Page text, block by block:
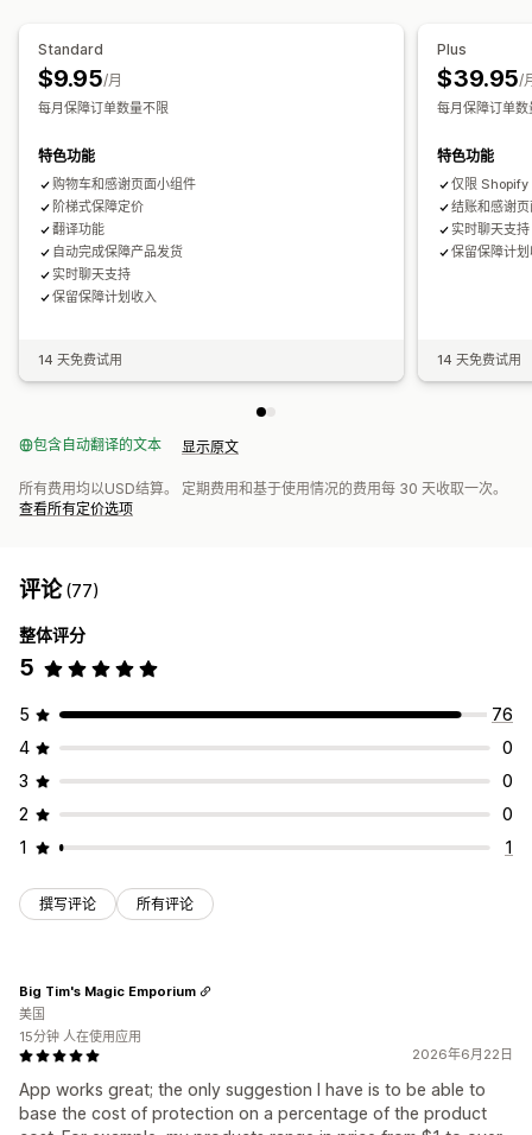
转化率 推荐绩效
理赔管理
自定义政策
Standard
$9.95/月
每月保障订单数量不限
特色功能
购物车和感谢页面小组件
阶梯式保障定价
翻译功能
自动完成保障产品发货
实时聊天支持
保留保障计划收入
14 天免费试用
Plus
$39.95/
每月保障订单
特色功能
仅限 Shopify
结账和感谢
实时聊天支持
保留保障计
14 天免费试用
包含自动翻译的文本 显示原文
所有费用均以USD结算。 定期费用和基于使用情况的费用每 30 天收取一次。
查看所有定价选项
评论(77)
整体评分
5
5
76
4
0
3
0
2
0
1
1
撰写评论 所有评论
2026年6月22日
App works great; the only suggestion I have is to be able to
base the cost of protection on a percentage of the product
Big Tim's Magic Emporium
美国
15分钟 人在使用应用